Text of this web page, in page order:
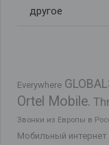
другое
Everywhere
Ortel Mobile.
Звонки из Европы в
Мобильный